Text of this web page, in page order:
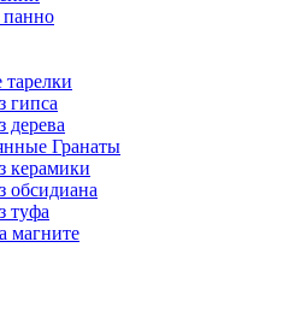
гипса
дерева
Гранаты
керамики
обсидиана
туфа
магните